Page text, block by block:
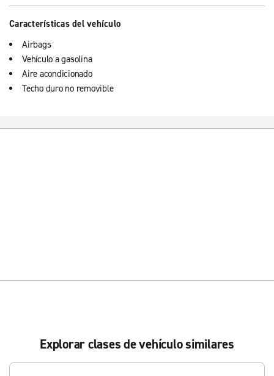
Características del vehículo
Airbags
Vehículo a gasolina
Aire acondicionado
Techo duro no removible
Explorar clases de vehículo similares